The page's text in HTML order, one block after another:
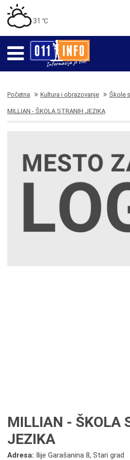
31 ℃
Početna Kultura i obrazovanje Škole
MILLIAN - ŠKOLA STRANIH JEZIKA
MILLIAN - ŠKOLA
JEZIKA
Adresa: Ilije Garašanina 8, Stari grad